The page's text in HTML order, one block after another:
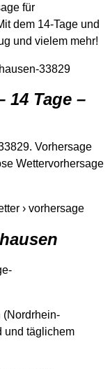
für
dem 14-Tage und
und vielem mehr!
33829
14 Tage –
Vorhersage
Wettervorhersage
› vorhersage
(Nordrhein-
und täglichem